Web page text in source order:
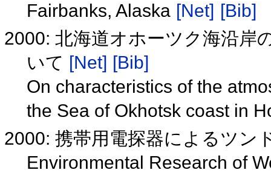
Fairbanks, Alaska [Net] [Bib]
2000: 北海道オホーツク海沿岸
いて [Net] [Bib]
On characteristics of the
the Sea of Okhotsk coast in
2000: 携帯用電探器によるツン
Environmental Research of